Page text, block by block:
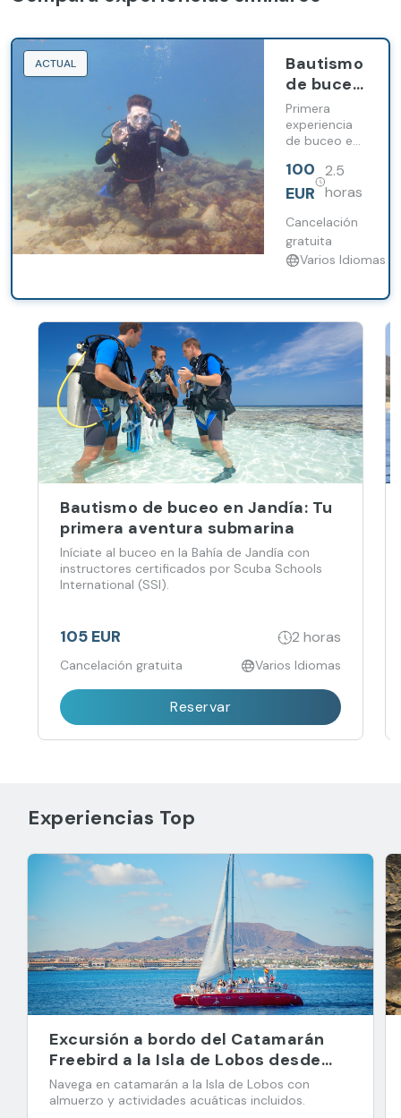
ACTUAL
Bautismo
de buceo
en Caleta
de Fuste
Primera
experiencia
de buceo en
con
instructor
formación
previa y
profundidad
de 6 metros
100
EUR
2.5
horas
Cancelación
gratuita
Varios Idiomas
Bautismo de buceo en Jandía: Tu
primera aventura submarina
Iníciate al buceo en la Bahía de Jandía con
instructores certificados por Scuba Schools
International (SSI).
105 EUR 2 horas
Cancelación gratuita Varios Idiomas
Reservar
Experiencias Top
Excursión a bordo del Catamarán
Freebird a la Isla de Lobos desde
Corralejo
Navega en catamarán a la Isla de Lobos con
almuerzo y actividades acuáticas incluidos.